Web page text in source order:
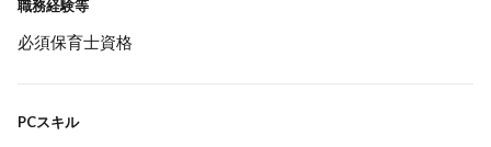
職務経験等
必須保育士資格
PCスキル